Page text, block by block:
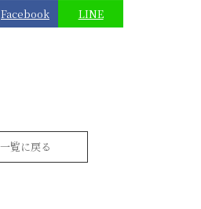
Facebook LINE
一覧に戻る